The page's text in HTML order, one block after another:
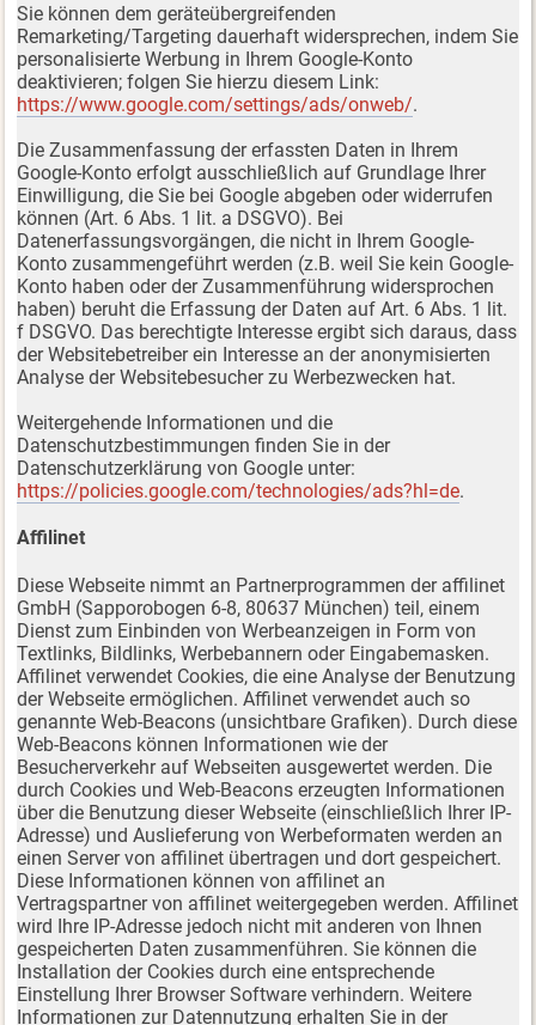
Sie können dem geräteübergreifenden
Remarketing/Targeting dauerhaft widersprechen, indem Sie
personalisierte Werbung in Ihrem Google-Konto
deaktivieren; folgen Sie hierzu diesem Link:
https://www.google.com/settings/ads/onweb/.
Die Zusammenfassung der erfassten Daten in Ihrem
Google-Konto erfolgt ausschließlich auf Grundlage Ihrer
Einwilligung, die Sie bei Google abgeben oder widerrufen
können (Art. 6 Abs. 1 lit. a DSGVO). Bei
Datenerfassungsvorgängen, die nicht in Ihrem Google-
Konto zusammengeführt werden (z.B. weil Sie kein Google-
Konto haben oder der Zusammenführung widersprochen
haben) beruht die Erfassung der Daten auf Art. 6 Abs. 1 lit.
f DSGVO. Das berechtigte Interesse ergibt sich daraus, dass
der Websitebetreiber ein Interesse an der anonymisierten
Analyse der Websitebesucher zu Werbezwecken hat.
Weitergehende Informationen und die
Datenschutzbestimmungen finden Sie in der
Datenschutzerklärung von Google unter:
https://policies.google.com/technologies/ads?hl=de.
Affilinet
Diese Webseite nimmt an Partnerprogrammen der affilinet
GmbH (Sapporobogen 6-8, 80637 München) teil, einem
Dienst zum Einbinden von Werbeanzeigen in Form von
Textlinks, Bildlinks, Werbebannern oder Eingabemasken.
Affilinet verwendet Cookies, die eine Analyse der Benutzung
der Webseite ermöglichen. Affilinet verwendet auch so
genannte Web-Beacons (unsichtbare Grafiken). Durch diese
Web-Beacons können Informationen wie der
Besucherverkehr auf Webseiten ausgewertet werden. Die
durch Cookies und Web-Beacons erzeugten Informationen
über die Benutzung dieser Webseite (einschließlich Ihrer IP-
Adresse) und Auslieferung von Werbeformaten werden an
einen Server von affilinet übertragen und dort gespeichert.
Diese Informationen können von affilinet an
Vertragspartner von affilinet weitergegeben werden. Affilinet
wird Ihre IP-Adresse jedoch nicht mit anderen von Ihnen
gespeicherten Daten zusammenführen. Sie können die
Installation der Cookies durch eine entsprechende
Einstellung Ihrer Browser Software verhindern. Weitere
Informationen zur Datennutzung erhalten Sie in der